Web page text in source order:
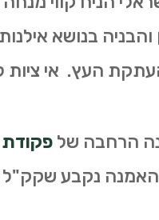
והבניה בנושא
העץ. אי ציות
הרחבה שלפקודת